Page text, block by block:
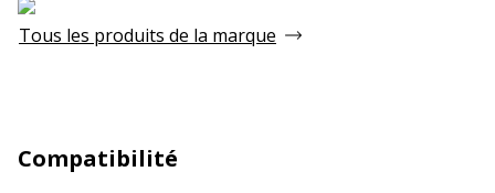
Tous les produits de la marque
Compatibilité